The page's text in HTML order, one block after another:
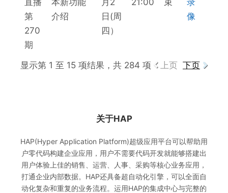
直播
第
270
期
本新功能
介绍
月2
日(周
四）
21:00
束
录
像
显示第 1 至 15 项结果，共 284 项 上页 下页
关于HAP
HAP(Hyper Application Platform)超级应用平台可以帮助用
户零代码构建企业应用，用户不需要代码开发就能够搭建出
用户体验上佳的销售、运营、人事、采购等核心业务应用，
打通企业内部数据。HAP还具备超自动化引擎，可以全面自
动化复杂和重复的业务流程。运用HAP的集成中心与完整的